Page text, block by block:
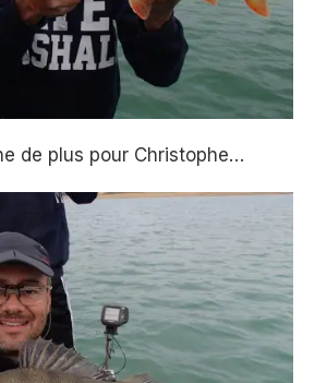
de plus pour Christophe…